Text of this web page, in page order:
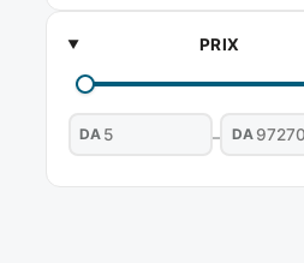
PRIX
DA – DA